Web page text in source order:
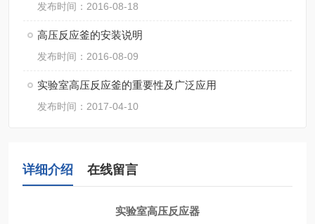
发布时间：2016-08-18
高压反应釜的安装说明
发布时间：2016-08-09
实验室高压反应釜的重要性及广泛应用
发布时间：2017-04-10
详细介绍 在线留言
实验室高压反应器